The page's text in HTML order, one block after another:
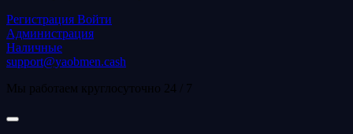
Регистрация Войти
Администрация
Наличные
support@yaobmen.cash
Мы работаем круглосуточно 24 / 7